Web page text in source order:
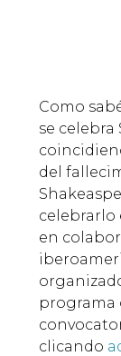
Como
se celebra
del
celebrarlo
en
programa
clicando